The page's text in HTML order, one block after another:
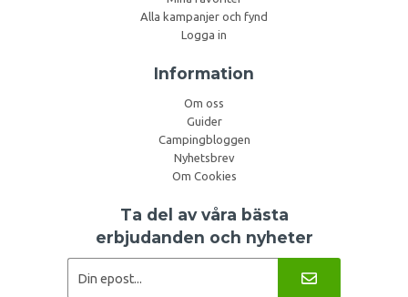
Alla kampanjer och fynd
Logga in
Information
Om oss
Guider
Campingbloggen
Nyhetsbrev
Om Cookies
Ta del av våra bästa
erbjudanden och nyheter